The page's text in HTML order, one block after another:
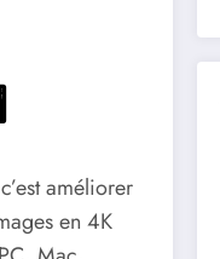
améliorer
en 4K